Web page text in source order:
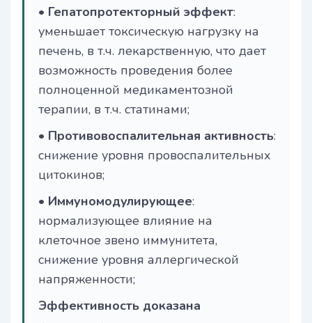
• Гепатопротекторный эффект:
уменьшает токсическую нагрузку на
печень, в т.ч. лекарственную, что дает
возможность проведения более
полноценной медикаментозной
терапии, в т.ч. статинами;
• Противовоспалительная активность:
снижение уровня провоспалительных
цитокинов;
• Иммуномодулирующее:
нормализующее влияние на
клеточное звено иммунитета,
снижение уровня аллергической
напряженности;
Эффективность доказана